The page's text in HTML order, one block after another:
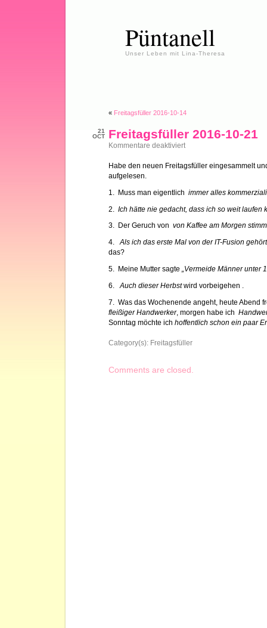
Püntanell
Unser Leben mit Lina-Theresa
« Freitagsfüller 2016-10-14
21
OCT
Freitagsfüller 2016-10-21
Kommentare deaktiviertfür
10-
Habe den neuen Freitagsfüller eingesammelt
aufgelesen.
1. Muss man eigentlich immer alles
2. Ich hätte nie gedacht, dass ich so weit laufen
3. Der Geruch von von Kaffee am Morgen
4.Als ich das erste Mal von der IT-Fusion
das?
5. Meine Mutter sagte „Vermeide Männer unter
6. Auch dieser Herbstwird vorbeigehen .
7. Was das Wochenende angeht, heute Abend
fleißiger Handwerker, morgen habe ich
Sonntag möchte ich hoffentlich schon ein paar
Category(s): Freitagsfüller
Comments are closed.